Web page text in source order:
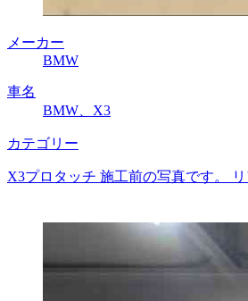
メーカー
BMW
車名
BMW、X3
カテゴリー
X3プロタッチ 施工前の写真です。